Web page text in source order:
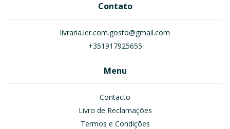
Contato
livraria.ler.com.gosto@gmail.com
+351917925655
Menu
Contacto
Livro de Reclamações
Termos e Condições